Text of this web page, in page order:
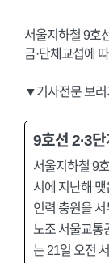
서울지하철 9호
금·단체교섭에
▼기사전문 보러
9호선 2·3
서울지하철 9
시에 지난해
인력 충원을
노조 서울교통
는 21일 오전